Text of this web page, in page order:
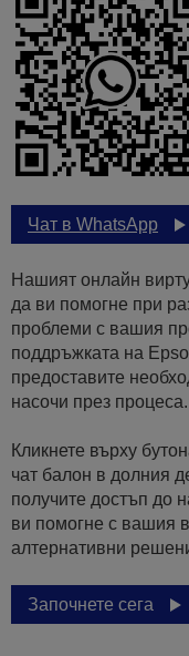
Чат в WhatsApp
Нашият онлайн
да ви помогне при
проблеми с вашия
поддръжката на
предоставите
насочи през процеса.
Кликнете върху
чат балон в долния
получите достъп до
ви помогне с вашия
алтернативни
Започнете сега